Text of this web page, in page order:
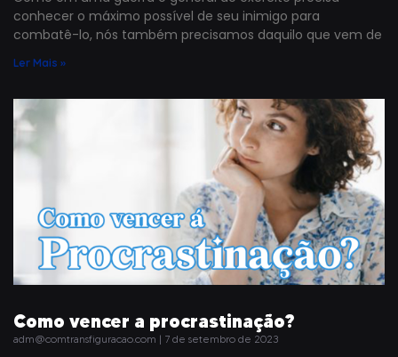
conhecer o máximo possível de seu inimigo para
combatê-lo, nós também precisamos daquilo que vem de
Ler Mais »
Como vencer a procrastinação?
adm@comtransfiguracao.com 7 de setembro de 2023